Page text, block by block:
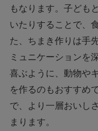
もなります。子ども
いたりすることで、
た、ちまき作りは手
ミュニケーションを
喜ぶように、動物や
を作るのもおすすめ
で、より一層おいし
まります。